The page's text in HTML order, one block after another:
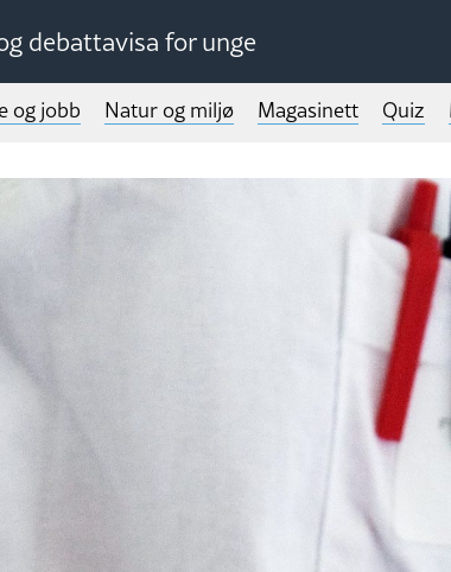
debattavisa for unge
og jobb Natur og miljø Magasinett Quiz